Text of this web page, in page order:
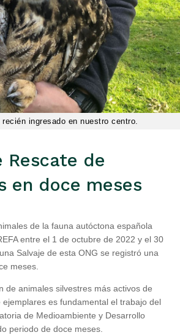
ingresado en nuestro centro.
Rescate de
en doce meses
de la fauna autóctona española
entre el 1 de octubre de 2022 y el 30
Salvaje de esta ONG se registró una
meses.
de animales silvestres más activos de
es fundamental el trabajo del
de Medioambiente y Desarrollo
periodo de doce meses.